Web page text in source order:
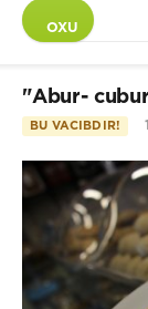
OXU
"Abur-
BU VACIBDIR!